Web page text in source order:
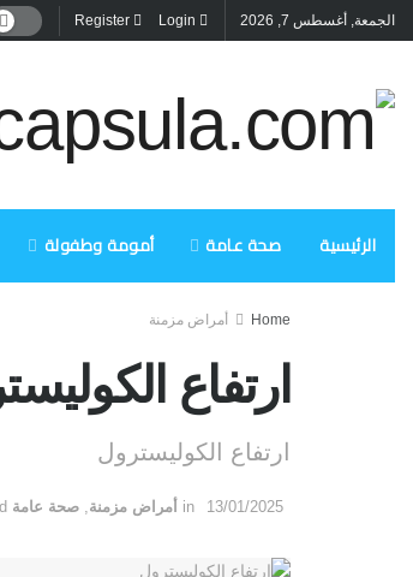
الجمعة, أغسطس 7, 2026
الرئيسية صحة عامة أمومة وطفولة
Home أمراض مزمنة
ارتفاع
ارتفاع الكوليسترول
13/01/2025
in أمراض مزمنة صحة عامة